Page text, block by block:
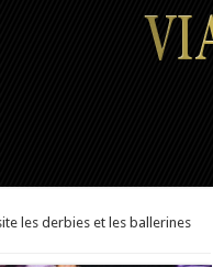
les derbies et les ballerines